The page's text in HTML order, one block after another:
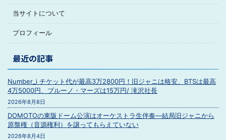
当サイトについて
プロフィール
最近の記事
Number_i チケット代が最高3万2800円！旧ジャニは格安、BTSは最高
4万5000円、ブルーノ・マーズは15万円/ 滝沢社長
2026年8月8日
DOMOTOの東阪ドーム公演はオーケストラ生伴奏―結局旧ジャニから
原盤権（音源権利）を譲ってもらえていない
2026年8月4日